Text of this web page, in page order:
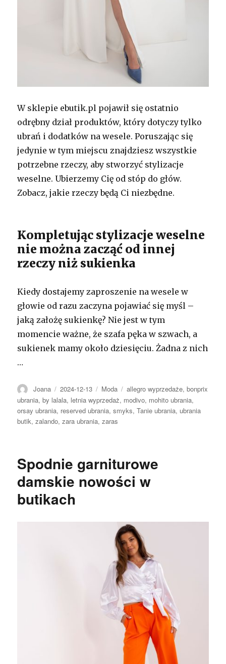
W sklepie ebutik.pl pojawił się ostatnio
odrębny dział produktów, który dotyczy tylko
ubrań i dodatków na wesele. Poruszając się
jedynie w tym miejscu znajdziesz wszystkie
potrzebne rzeczy, aby stworzyć stylizacje
weselne. Ubierzemy Cię od stóp do głów.
Zobacz, jakie rzeczy będą Ci niezbędne.
Kompletując stylizacje weselne
nie można zacząć od innej
rzeczy niż sukienka
Kiedy dostajemy zaproszenie na wesele w
głowie od razu zaczyna pojawiać się myśl –
jaką założę sukienkę? Nie jest w tym
momencie ważne, że szafa pęka w szwach, a
sukienek mamy około dziesięciu. Żadna z nich
…
Autor
Joana Opublikowano
2024-12-13 Kategorie
Moda Tagi
allegro wyprzedaże,bonprix
ubrania,by lalala, letnia wyprzedaż, modivo, mohito ubrania,
orsay ubrania, reserved ubrania,smyks,Tanie ubrania, ubrania
butik,zalando,zara ubrania,zaras
Spodnie garniturowe
damskie nowości w
butikach